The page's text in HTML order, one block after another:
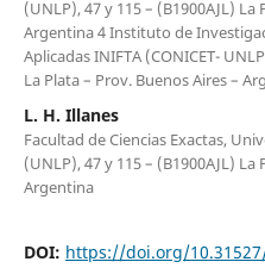
(UNLP), 47 y 115 – (B1900AJL)
Argentina 4 Instituto de
Aplicadas INIFTA (CONICET-
La Plata – Prov. Buenos Aires –
L. H. Illanes
Facultad de Ciencias Exactas,
(UNLP), 47 y 115 – (B1900AJL)
Argentina
DOI: https://doi.org/